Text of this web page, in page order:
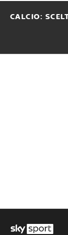
CALCIO: